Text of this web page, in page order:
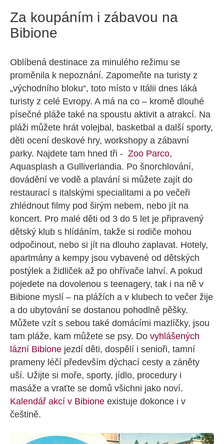
Za koupáním i zábavou na
Bibione
Oblíbená destinace za minulého režimu se
proměnila k nepoznání. Zapomeňte na turisty z
„východního bloku“, toto místo v Itálii dnes láká
turisty z celé Evropy. A má na co – kromě dlouhé
písečné pláže také na spoustu aktivit a atrakcí. Na
pláži můžete hrát volejbal, basketbal a další sporty,
děti ocení deskové hry, workshopy a zábavní
parky. Najdete tam hned tři - Zoo Parco,
Aquasplash a Gulliverlandia. Po šnorchlování,
dovádění ve vodě a plavání si můžete zajít do
restaurací s italskými specialitami a po večeři
zhlédnout filmy pod širým nebem, nebo jít na
koncert. Pro malé děti od 3 do 5 let je připravený
dětský klub s hlídáním, takže si rodiče mohou
odpočinout, nebo si jít na dlouho zaplavat. Hotely,
apartmány a kempy jsou vybavené od dětských
postýlek a židliček až po ohřívače lahví. A pokud
pojedete na dovolenou s teenagery, tak i na ně v
Bibione myslí – na plážích a v klubech to večer žije
a do ubytování se dostanou pohodlně pěšky.
Můžete vzít s sebou také domácími mazlíčky, jsou
tam pláže, kam můžete se psy. Do vyhlášených
lázní Bibione jezdí děti, dospělí i senioři, tamní
prameny léčí především dýchací cesty a záněty
uší. Užijte si moře, sporty, jídlo, procedury i
masáže a vraťte se domů všichni jako noví.
Kalendář akcí v Bibione existuje dokonce i v
češtině.